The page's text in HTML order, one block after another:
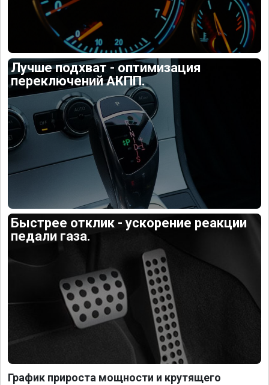
Лучше подхват - оптимизация
переключений АКПП.
Быстрее отклик - ускорение реакции
педали газа.
График прироста мощности и крутящего